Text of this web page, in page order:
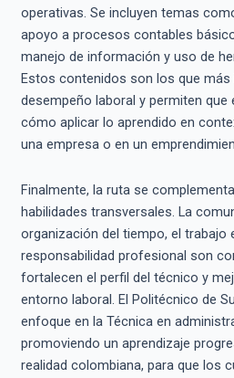
operativas. Se incluyen temas
apoyo a procesos contables
manejo de información y uso de
Estos contenidos son los que más
desempeño laboral y permiten que
cómo aplicar lo aprendido en
una empresa o en un
Finalmente, la ruta se
habilidades transversales. La
organización del tiempo, el trabajo
responsabilidad profesional son
fortalecen el perfil del técnico y
entorno laboral. El Politécnico de
enfoque en la Técnica en
promoviendo un aprendizaje
realidad colombiana, para que los